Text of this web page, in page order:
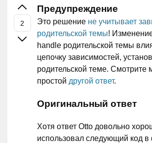
Предупреждение
Это решение не учитывает
родительской темы!
handle родительской темы
цепочку зависимостей,
родительской теме. Смотрите
простой другой ответ.
Оригинальный ответ
Хотя ответ Otto довольно
использовал следующий код